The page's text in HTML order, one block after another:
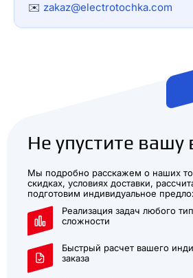
✉️ zakaz@electrotochka.com
Не упустите вашу
Мы подробно расскажем о наших
скидках, условиях доставки,
подготовим индивидуальное
Реализация задач любого
сложности
Быстрый расчет вашего
заказа